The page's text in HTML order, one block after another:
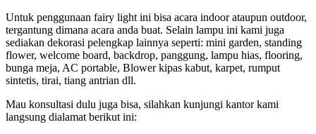
Untuk penggunaan fairy light ini bisa acara indoor ataupun outdoor,
tergantung dimana acara anda buat. Selain lampu ini kami juga
sediakan dekorasi pelengkap lainnya seperti: mini garden, standing
flower, welcome board, backdrop, panggung, lampu hias, flooring,
bunga meja, AC portable, Blower kipas kabut, karpet, rumput
sintetis, tirai, tiang antrian dll.
Mau konsultasi dulu juga bisa, silahkan kunjungi kantor kami
langsung dialamat berikut ini: